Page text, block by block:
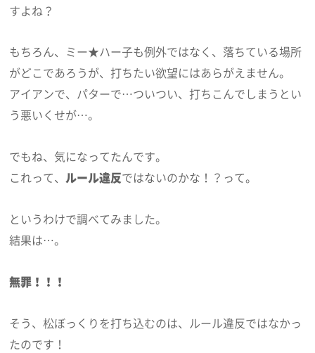
すよね？
もちろん、ミー★ハー子も例外ではなく、落ちている場所
がどこであろうが、打ちたい欲望にはあらがえません。
アイアンで、パターで…ついつい、打ちこんでしまうとい
う悪いくせが…。
でもね、気になってたんです。
これって、ルール違反ではないのかな！？って。
というわけで調べてみました。
結果は…。
無罪！！！
そう、松ぼっくりを打ち込むのは、ルール違反ではなかっ
たのです！